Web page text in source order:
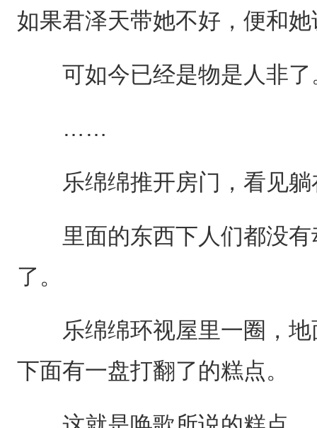
如果君泽天带她不好，便和
可如今已经是物是人非了
……
乐绵绵推开房门，看见躺
里面的东西下人们都没有
了。
乐绵绵环视屋里一圈，地
下面有一盘打翻了的糕点。